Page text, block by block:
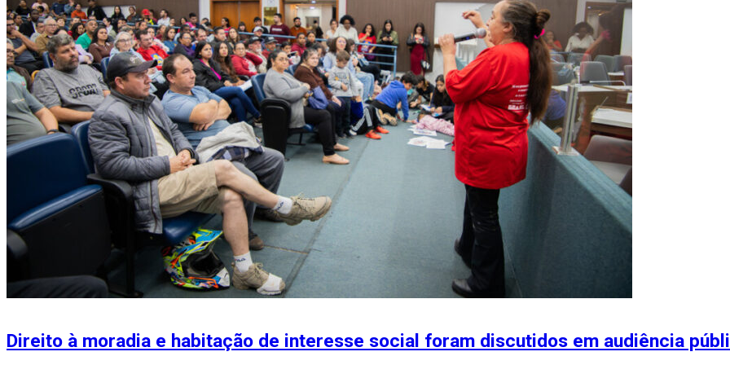
Direito à moradia e habitação de interesse social foram discutidos em audiência